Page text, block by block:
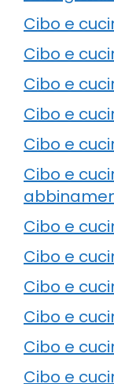
Cibo e
Cibo e
Cibo e
Cibo e
Cibo e
Cibo e
Cibo e
Cibo e
Cibo e
Cibo e
Cibo e
Cibo e